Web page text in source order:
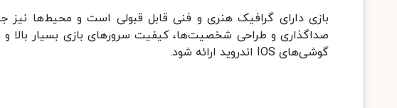
بازی دارای گرافیک هنری و فنی قابل قبولی است و محیط‌ها
صداگذاری و طراحی شخصیت‌ها، کیفیت سرورهای بازی بسیار بالا
گوشی‌های IOS اندروید ارائه شود.